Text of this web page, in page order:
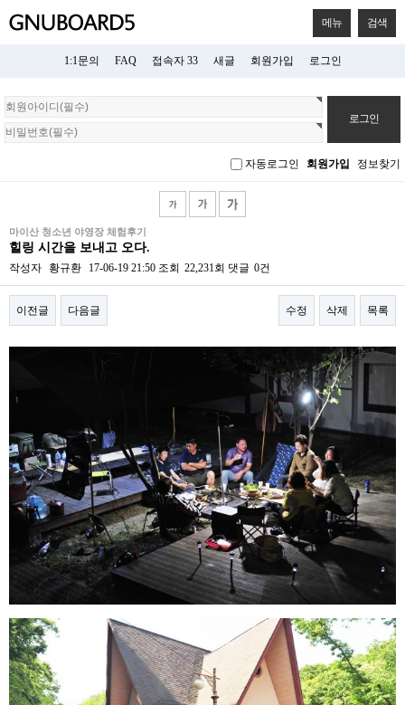
메뉴 검색
1:1문의 FAQ 접속자 33 새글 회원가입 로그인
회
원
로
자동로그인 회원가입 정보찾기
마이산 청소년 야영장 체험후기
힐링 시간을 보내고 오다.
작성자 황규환 17-06-19 21:50 조회 22,231회 댓글 0건
이전글 다음글 수정 삭제 목록